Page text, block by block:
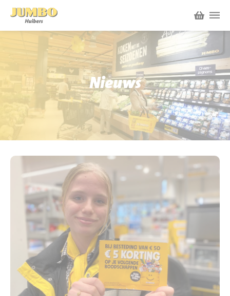
Winkels
P.W.A. Park
Bruïneplein
Nieuws
Acties
Werken bij Jumbo Huibers
Vacatures en Solliciteren
Werken en leren
Jumbo.com
BBQ gigant webshop
Jumbo Huibers Specials
Nieuws